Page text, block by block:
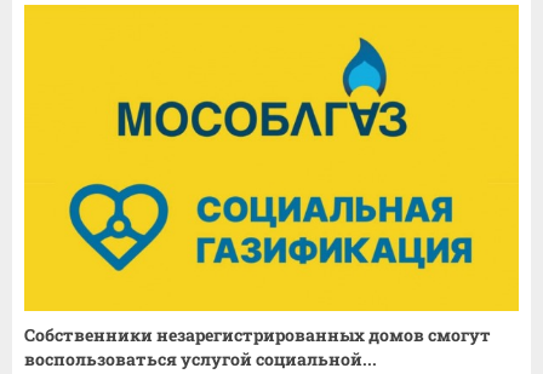
Собственники незарегистрированных домов смогут
воспользоваться услугой социальной...